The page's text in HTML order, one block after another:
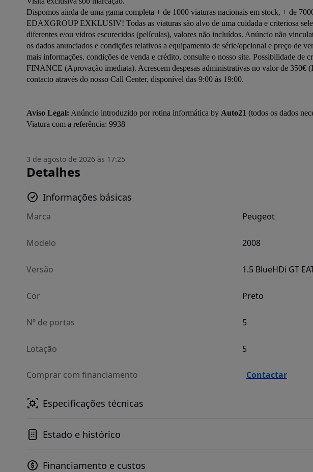
Dispomos ainda de uma gama completa + de 1000 viaturas nacionais em stock, + de
EDAXGROUP EXKLUSIV! Todas as viaturas são alvo de uma cuidada e criteriosa
diferentes e/ou vidros escurecidos (películas), valores não incluídos. Anúncio não
os dados anunciados e condições relativos a equipamento de série/opcional e preço de
mais informações, condições de venda e crédito, consulte o nosso site. Possibilidade
FINANCE (Aprovação imediata). Acrescem despesas administrativas no valor de 350€
contacto através do nosso Call Center, disponível das 9:00 às 19:00.
Aviso Legal: Anúncio introduzido por rotina informática by Auto21 (todos os dados
3 de agosto de 2026 às 17:25
Detalhes
Informações básicas
Marca Peugeot
Modelo 2008
Versão 1.5 BlueHDi GT
Cor Preto
Nº de portas 5
Lotação 5
Comprar com financiamento Contactar
Especificações técnicas
Estado e histórico
Financiamento e custos